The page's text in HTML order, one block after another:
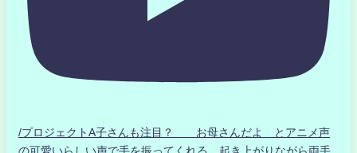
/プロジェクトA子さんも注目？ お母さんだよ とアニメ声
の可愛いらしい声で手を振ってくれる 起き上がりながら両手